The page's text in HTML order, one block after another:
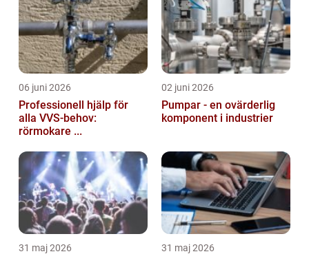
06 juni 2026
Professionell hjälp för
alla VVS-behov:
rörmokare ...
02 juni 2026
Pumpar - en ovärderlig
komponent i industrier
31 maj 2026 31 maj 2026